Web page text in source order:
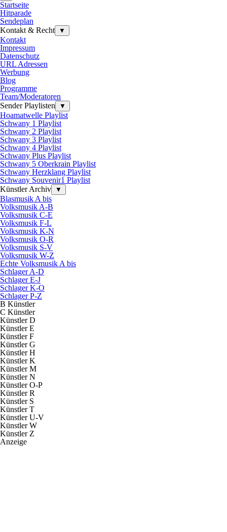
Startseite
Hitparade
Sendeplan
Kontakt & Recht
▼
Kontakt
Impressum
Datenschutz
URL Adressen
Werbung
Blog
Programme
Team/Moderatoren
Sender Playlisten
▼
Hoamatwelle Playlist
Schwany 1 Playlist
Schwany 2 Playlist
Schwany 3 Playlist
Schwany 4 Playlist
Schwany Plus Playlist
Schwany 5 Oberkrain Playlist
Schwany Herzklang Playlist
Schwany Souvenir1 Playlist
Künstler Archiv
▼
Blasmusik A bis
Volksmusik A-B
Volksmusik C-E
Volksmusik F-L
Volksmusik K-N
Volksmusik O-R
Volksmusik S-V
Volksmusik W-Z
Echte Volksmusik A bis
Schlager A-D
Schlager E-J
Schlager K-O
Schlager P-Z
B Künstler
C Künstler
Künstler D
Künstler E
Künstler F
Künstler G
Künstler H
Künstler K
Künstler M
Künstler N
Künstler O-P
Künstler R
Künstler S
Künstler T
Künstler U-V
Künstler W
Künstler Z
Anzeige